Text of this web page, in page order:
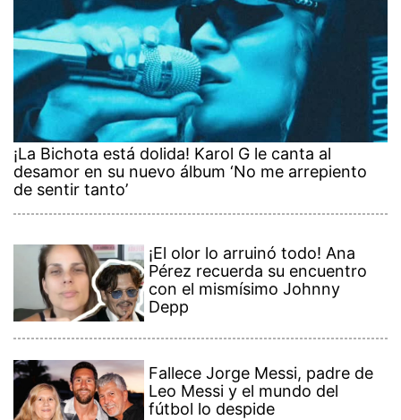
¡La Bichota está dolida! Karol G le canta al
desamor en su nuevo álbum ‘No me arrepiento
de sentir tanto’
¡El olor lo arruinó todo! Ana
Pérez recuerda su encuentro
con el mismísimo Johnny
Depp
Fallece Jorge Messi, padre de
Leo Messi y el mundo del
fútbol lo despide